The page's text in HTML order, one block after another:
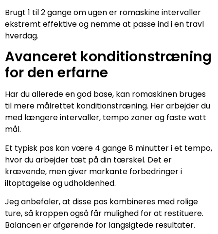
Brugt 1 til 2 gange om ugen er romaskine intervaller
ekstremt effektive og nemme at passe ind i en travl
hverdag.
Avanceret konditionstræning
for den erfarne
Har du allerede en god base, kan romaskinen bruges
til mere målrettet konditionstræning. Her arbejder du
med længere intervaller, tempo zoner og faste watt
mål.
Et typisk pas kan være 4 gange 8 minutter i et tempo,
hvor du arbejder tæt på din tærskel. Det er
krævende, men giver markante forbedringer i
iltoptagelse og udholdenhed.
Jeg anbefaler, at disse pas kombineres med rolige
ture, så kroppen også får mulighed for at restituere.
Balancen er afgørende for langsigtede resultater.